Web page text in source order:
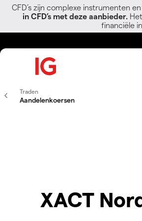
CFD’s zijn complexe instrumenten
in CFD’s met deze aanbieder.
financiële
Traden
Aandelenkoersen
XACT